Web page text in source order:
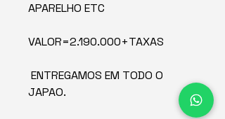
APARELHO ETC
VALOR=2.190.000+TAXAS
ENTREGAMOS EM TODO O
JAPAO.